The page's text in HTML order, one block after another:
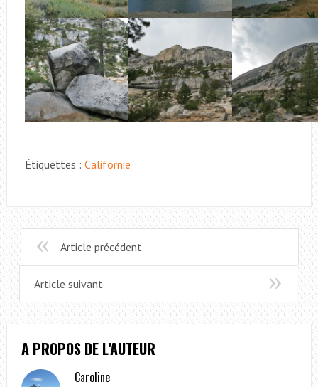
Étiquettes : Californie
Article précédent
Article suivant
A PROPOS DE L'AUTEUR
Caroline